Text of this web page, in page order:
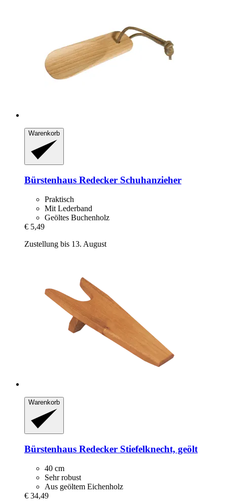
Warenkorb
Bürstenhaus Redecker Schuhanzieher
Praktisch
Mit Lederband
Geöltes Buchenholz
€ 5,49
Zustellung bis 13. August
Warenkorb
Bürstenhaus Redecker Stiefelknecht, geölt
40 cm
Sehr robust
Aus geöltem Eichenholz
€ 34,49